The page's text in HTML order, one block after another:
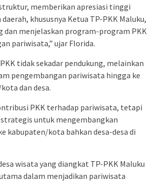
memberikan apresiasi tinggi
khususnya Ketua TP-PKK Maluku,
dan menjelaskan program-program PKK
pariwisata,” ujar Florida.
tidak sekadar pendukung, melainkan
pengembangan pariwisata hingga ke
dan desa.
PKK terhadap pariwisata, tetapi
untuk mengembangkan
kabupaten/kota bahkan desa-desa di
wisata yang diangkat TP-PKK Maluku
dalam menjadikan pariwisata